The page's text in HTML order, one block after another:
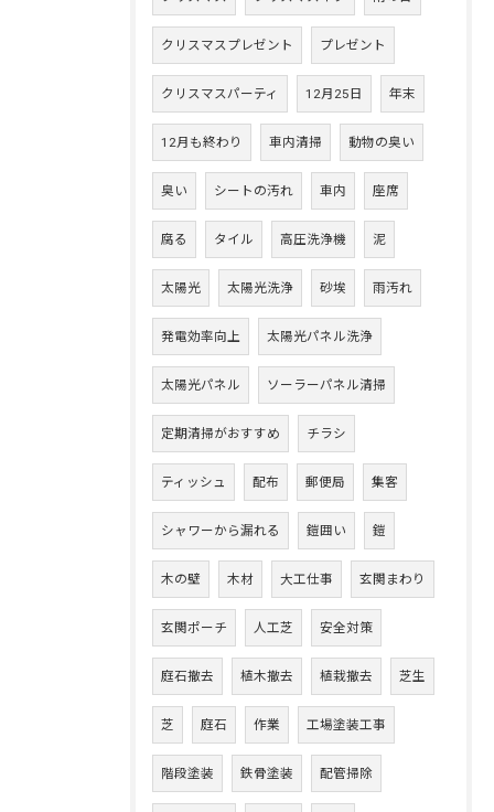
クリスマスプレゼント プレゼント
クリスマスパーティ 12月25日 年末
12月も終わり 車内清掃 動物の臭い
臭い シートの汚れ 車内 座席
腐る タイル 高圧洗浄機 泥
太陽光 太陽光洗浄 砂埃 雨汚れ
発電効率向上 太陽光パネル洗浄
太陽光パネル ソーラーパネル清掃
定期清掃がおすすめ チラシ
ティッシュ 配布 郵便局 集客
シャワーから漏れる 鎧囲い 鎧
木の壁 木材 大工仕事 玄関まわり
玄関ポーチ 人工芝 安全対策
庭石撤去 植木撤去 植栽撤去 芝生
芝 庭石 作業 工場塗装工事
階段塗装 鉄骨塗装 配管掃除